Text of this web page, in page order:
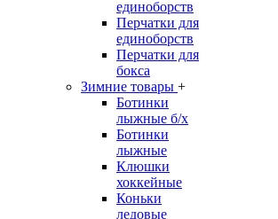
единоборств
Перчатки для
единоборств
Перчатки для
бокса
Зимние товары +
Ботинки
лыжные б/х
Ботинки
лыжные
Клюшки
хоккейные
Коньки
ледовые